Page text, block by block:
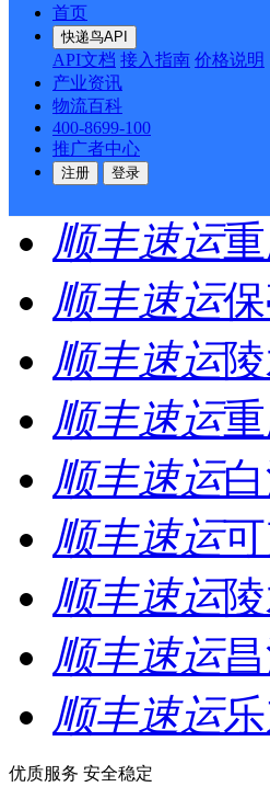
首页
快递鸟API
API文档 接入指南 价格说明
产业资讯
物流百科
400-8699-100
推广者中心
注册 登录
尾页
最新网点
圆通速递
顺丰速运
顺丰速运
顺丰速运
顺丰速运
顺丰速运
顺丰速运
顺丰速运
顺丰速运
顺丰速运
优质服务 安全稳定